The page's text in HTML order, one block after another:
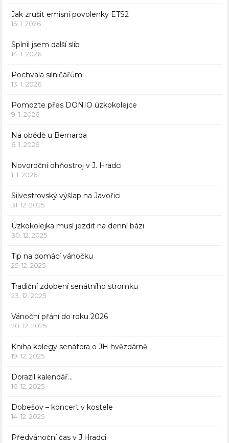
Jak zrušit emisní povolenky ETS2
15. 1. 2026
Splnil jsem další slib
14. 1. 2026
Pochvala silničářům
13. 1. 2026
Pomozte přes DONIO úzkokolejce
9. 1. 2026
Na obědě u Bernarda
6. 1. 2026
Novoroční ohňostroj v J. Hradci
1. 1. 2026
Silvestrovský výšlap na Javořici
31. 12. 2025
Úzkokolejka musí jezdit na denní bázi
30. 12. 2025
Tip na domácí vánočku
25. 12. 2025
Tradiční zdobení senátního stromku
23. 12. 2025
Vánoční přání do roku 2026
20. 12. 2025
Kniha kolegy senátora o JH hvězdárně
19. 12. 2025
Dorazil kalendář…
16. 12. 2025
Dobešov – koncert v kostele
14. 12. 2025
Předvánoční čas v J.Hradci